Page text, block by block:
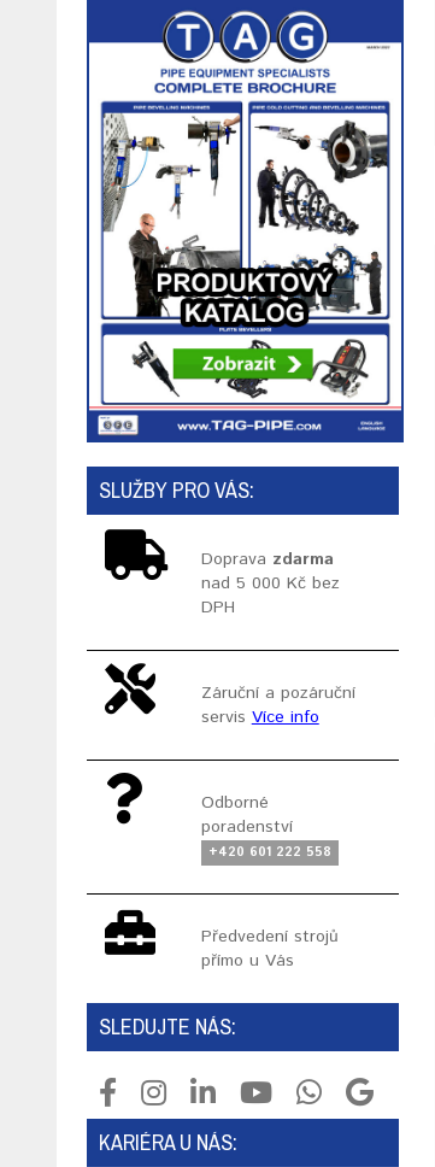
SLUŽBY PRO VÁS:
Doprava zdarma
nad 5 000 Kč bez
DPH
Záruční a pozáruční
servisVíce info
Odborné
poradenství
+420 601 222 558
Předvedení strojů
přímo u Vás
SLEDUJTE NÁS:
KARIÉRA U NÁS: